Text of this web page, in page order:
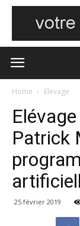
Home Elevage
Patrick
25 février 2019